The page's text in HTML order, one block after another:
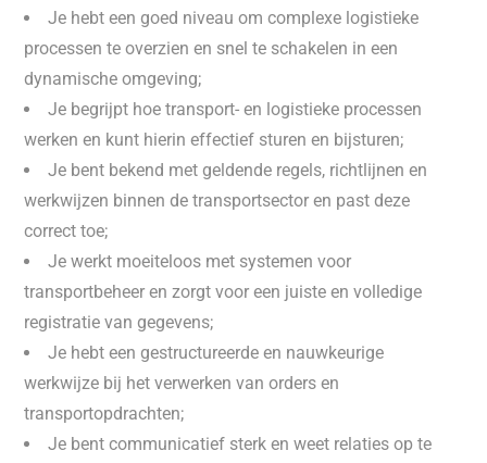
Je hebt een goed niveau om complexe logistieke
processen te overzien en snel te schakelen in een
dynamische omgeving;
Je begrijpt hoe transport- en logistieke processen
werken en kunt hierin effectief sturen en bijsturen;
Je bent bekend met geldende regels, richtlijnen en
werkwijzen binnen de transportsector en past deze
correct toe;
Je werkt moeiteloos met systemen voor
transportbeheer en zorgt voor een juiste en volledige
registratie van gegevens;
Je hebt een gestructureerde en nauwkeurige
werkwijze bij het verwerken van orders en
transportopdrachten;
Je bent communicatief sterk en weet relaties op te